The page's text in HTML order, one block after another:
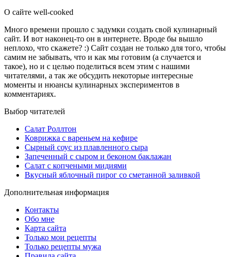
О сайте well-cooked
Много времени прошло с задумки создать свой кулинарный
сайт. И вот наконец-то он в интернете. Вроде бы вышло
неплохо, что скажете? :) Сайт создан не только для того, чтобы
самим не забывать, что и как мы готовим (а случается и
такое), но и с целью поделиться всем этим с нашими
читателями, а так же обсудить некоторые интересные
моменты и нюансы кулинарных экспериментов в
комментариях.
Выбор читателей
Салат Роллтон
Коврижка с вареньем на кефире
Сырный соус из плавленного сыра
Запеченный с сыром и беконом баклажан
Салат с копчеными мидиями
Вкусный яблочный пирог со сметанной заливкой
Дополнительная информация
Контакты
Обо мне
Карта сайта
Только мои рецепты
Только рецепты мужа